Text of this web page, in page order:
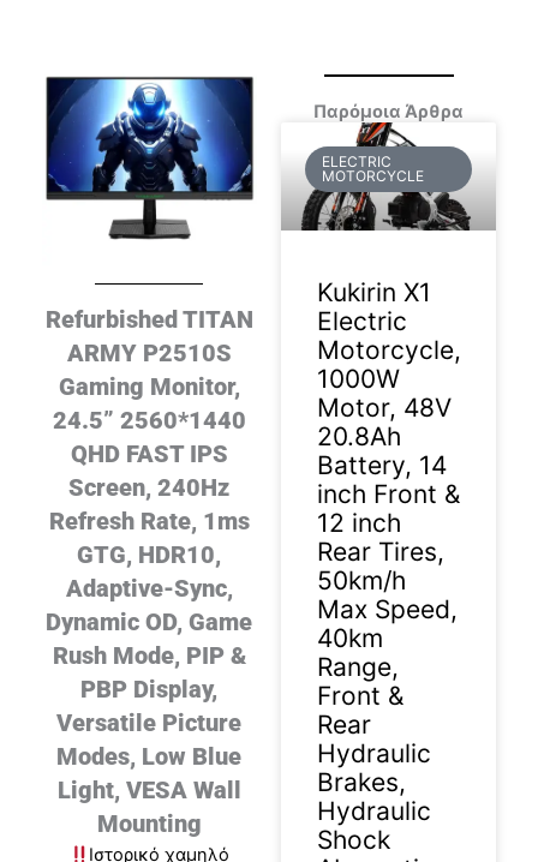
Refurbished TITAN
ARMY P2510S
Gaming Monitor,
24.5” 2560*1440
QHD FAST IPS
Screen, 240Hz
Refresh Rate, 1ms
GTG, HDR10,
Adaptive-Sync,
Dynamic OD, Game
Rush Mode, PIP &
PBP Display,
Versatile Picture
Modes, Low Blue
Light, VESA Wall
Mounting
Ιστορικό χαμηλό
Παρόμοια Άρθρα
ELECTRIC
MOTORCYCLE
Kukirin X1
Electric
Motorcycle,
1000W
Motor, 48V
20.8Ah
Battery, 14
inch Front &
12 inch
Rear Tires,
50km/h
Max Speed,
40km
Range,
Front &
Rear
Hydraulic
Brakes,
Hydraulic
Shock